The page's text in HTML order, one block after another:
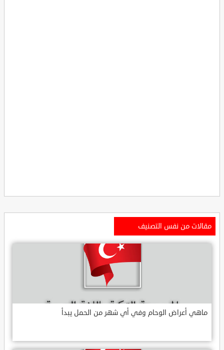
مقالات من نفس التصنيف
ماهي أعراض الوحام وفي أي شهر من الحمل يبدأ